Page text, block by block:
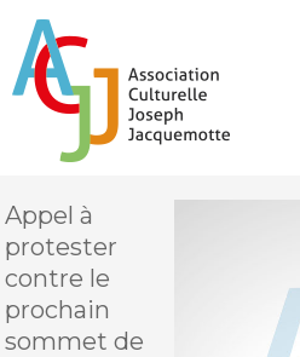
Appel à
protester
contre le
prochain
sommet de